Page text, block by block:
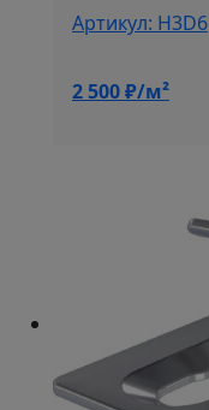
Артикул: H3D6
2 500₽/м²